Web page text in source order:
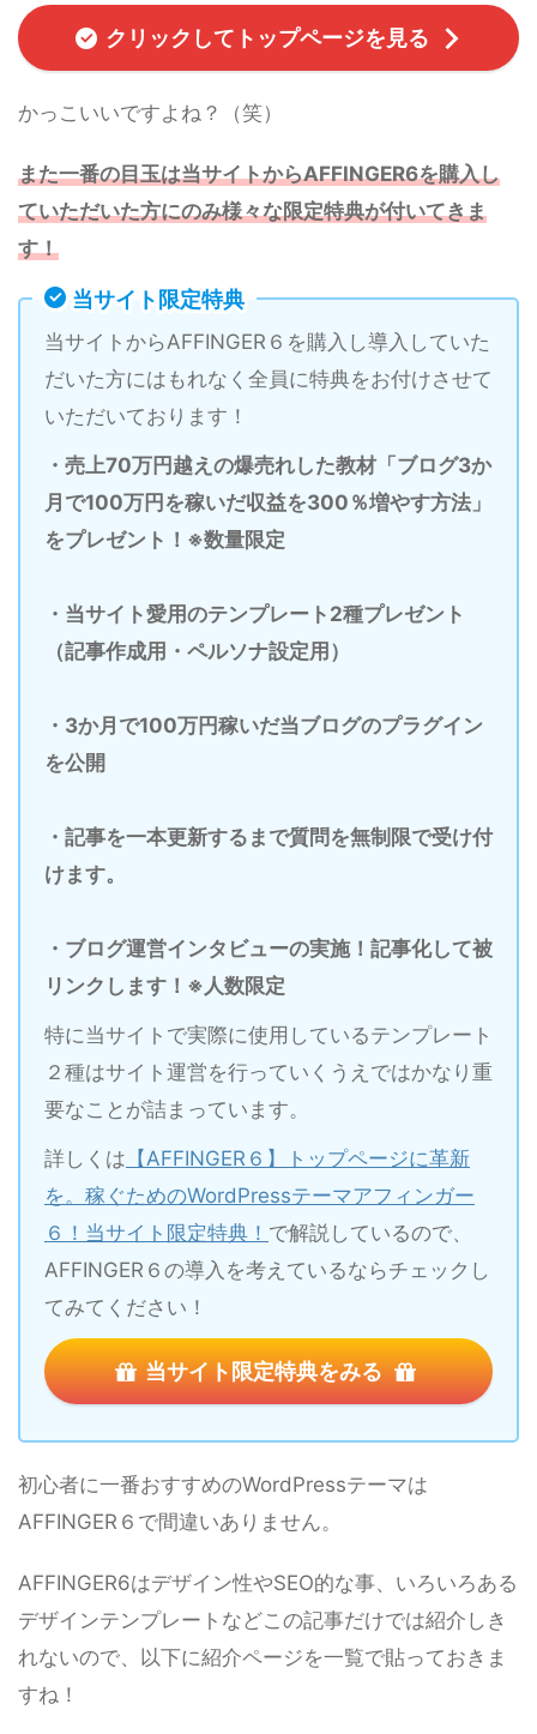
クリックしてトップページを見る
かっこいいですよね？（笑）
また一番の目玉は当サイトからAFFINGER6を購入し
ていただいた方にのみ様々な限定特典が付いてきま
す！
当サイト限定特典
当サイトからAFFINGER６を購入し導入していた
だいた方にはもれなく全員に特典をお付けさせて
いただいております！
・売上70万円越えの爆売れした教材「ブログ3か
月で100万円を稼いだ収益を300％増やす方法」
をプレゼント！※数量限定
・当サイト愛用のテンプレート2種プレゼント
（記事作成用・ペルソナ設定用）
・3か月で100万円稼いだ当ブログのプラグイン
を公開
・記事を一本更新するまで質問を無制限で受け付
けます。
・ブログ運営インタビューの実施！記事化して被
リンクします！※人数限定
特に当サイトで実際に使用しているテンプレート
２種はサイト運営を行っていくうえではかなり重
要なことが詰まっています。
詳しくは 【AFFINGER６】トップページに革新
を。稼ぐためのWordPressテーマアフィンガー
６！当サイト限定特典！ で解説しているので、
AFFINGER６の導入を考えているならチェックし
てみてください！
当サイト限定特典をみる
初心者に一番おすすめのWordPressテーマは
AFFINGER６で間違いありません。
AFFINGER6はデザイン性やSEO的な事、いろいろある
デザインテンプレートなどこの記事だけでは紹介しき
れないので、以下に紹介ページを一覧で貼っておきま
すね！